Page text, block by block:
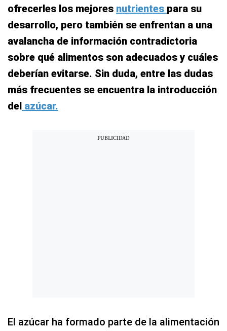
ofrecerles los mejores nutrientes para su
desarrollo, pero también se enfrentan a una
avalancha de información contradictoria
sobre qué alimentos son adecuados y cuáles
deberían evitarse. Sin duda, entre las dudas
más frecuentes se encuentra la introducción
del azúcar.
El azúcar ha formado parte de la alimentación